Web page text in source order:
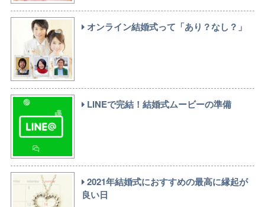
オンライン結婚式って「あり？なし？」
LINEで完結！結婚式ムービーの準備
2021年結婚式におすすめの最高に縁起が
良い日